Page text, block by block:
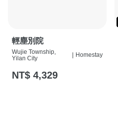
輕塵別院
Wujie Township,
Yilan City
Homestay
NT$ 4,329